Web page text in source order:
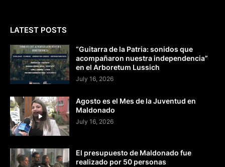
LATEST POSTS
“Guitarra de la Patria: sonidos que
acompañaron nuestra independencia”
en el Arboretum Lussich
July 16, 2026
Agosto es el Mes de la Juventud en
Maldonado
July 16, 2026
El presupuesto de Maldonado fue
realizado por 50 personas